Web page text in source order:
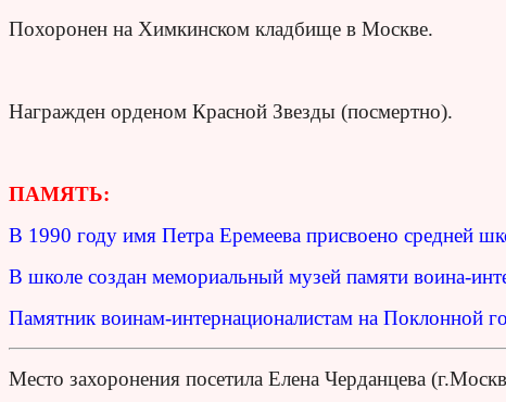
Похоронен на Химкинском кладбище в Москве.
Награжден орденом Красной Звезды (посмертно).
ПАМЯТЬ:
В 1990 году имя Петра Еремеева присвоено средней
В школе создан мемориальный музей памяти воина-
Памятник воинам-интернационалистам на Поклонной
Место захоронения посетила Елена Черданцева